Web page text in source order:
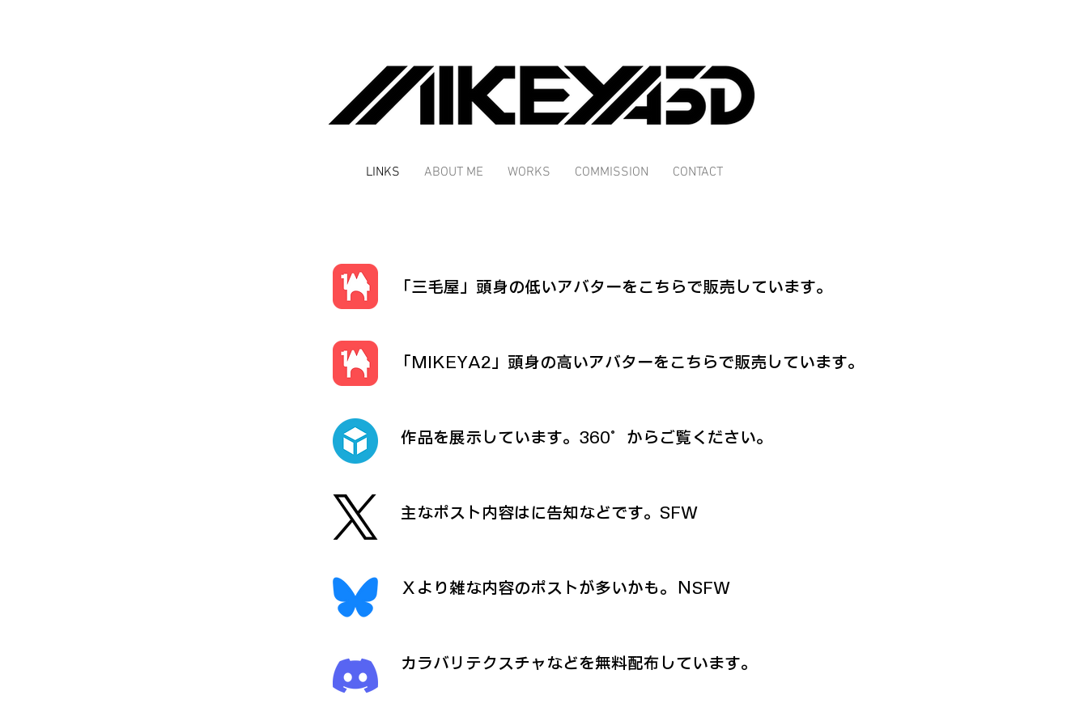
LINKS ABOUT ME WORKS COMMISSION CONTACT
「三毛屋」 頭身の低いアバターをこちらで販売しています。
「MIKEYA2」頭身の高いアバターをこちらで販売しています。
作品を展示しています。360°からご覧ください。
主なポスト内容はに告知などです。SFW
Ｘより雑な内容のポストが多いかも。ＮSFW
​ カラバリテクスチャなどを無料配布しています。